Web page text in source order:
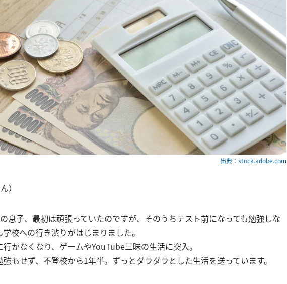
出典：stock.adobe.com
）
息子、最初は頑張っていたのですが、そのうちテスト前になっても勉強しな
校への行き渋りがはじまりました。
かなくなり、ゲームやYouTube三昧の生活に突入。
もせず、不登校から1年半。ずっとダラダラとした生活を送っています。